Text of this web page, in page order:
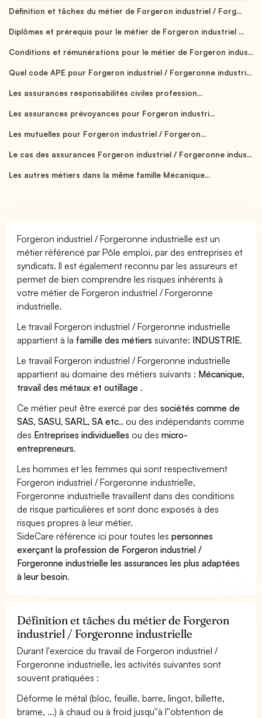
Définition et tâches du métier de Forgeron industriel / Forg...
Diplômes et prérequis pour le métier de Forgeron industriel ...
Conditions et rémunérations pour le métier de Forgeron indus...
Quel code APE pour Forgeron industriel / Forgeronne industri...
Les assurances responsabilités civiles profession...
Les assurances prévoyances pour Forgeron industri...
Les mutuelles pour Forgeron industriel / Forgeron...
Le cas des assurances Forgeron industriel / Forgeronne indus...
Les autres métiers dans la même famille Mécanique...
Forgeron industriel / Forgeronne industrielle est un
métier référencé par Pôle emploi, par des entreprises et
syndicats. Il est également reconnu par les assureurs et
permet de bien comprendre les risques inhérents à
votre métier de Forgeron industriel / Forgeronne
industrielle.
Le travail Forgeron industriel / Forgeronne industrielle
appartient à la famille des métiers suivante: INDUSTRIE.
Le travail Forgeron industriel / Forgeronne industrielle
appartient au domaine des métiers suivants : Mécanique,
travail des métaux et outillage .
Ce métier peut être exercé par dessociétés comme de
SAS, SASU, SARL, SA etc.. ou des indépendants comme
des Entreprises individuelles ou desmicro-
entrepreneurs.
Les hommes et les femmes qui sont respectivement
Forgeron industriel / Forgeronne industrielle,
Forgeronne industrielle travaillent dans des conditions
de risque particulières et sont donc exposés à des
risques propres à leur métier.
SideCare référence ici pour toutes lespersonnes
exerçant la profession de Forgeron industriel /
Forgeronne industrielle les assurances les plus adaptées
à leur besoin.
Définition et tâches du métier de Forgeron
industriel / Forgeronne industrielle
Durant l'exercice du travail de Forgeron industriel /
Forgeronne industrielle, les activités suivantes sont
souvent pratiquées :
Déforme le métal (bloc, feuille, barre, lingot, billette,
brame, ...) à chaud ou à froid jusqu''à l''obtention de